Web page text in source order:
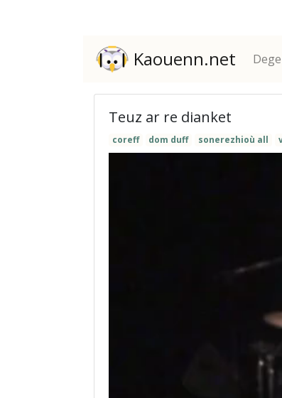
Kaouenn.net
Teuz ar re dianket
coreff dom duff sonerezhioù all